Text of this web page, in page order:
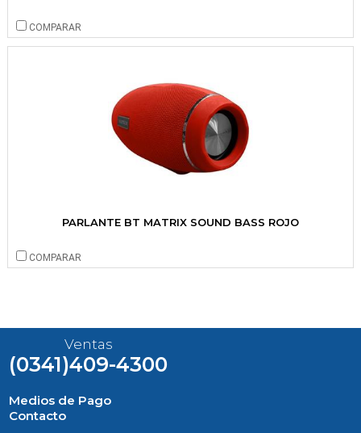
COMPARAR
PARLANTE BT MATRIX SOUND BASS ROJO
COMPARAR
Ventas
(0341)409-4300
Medios de Pago
Contacto